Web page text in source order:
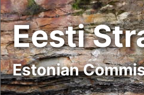
Eesti
Estonian